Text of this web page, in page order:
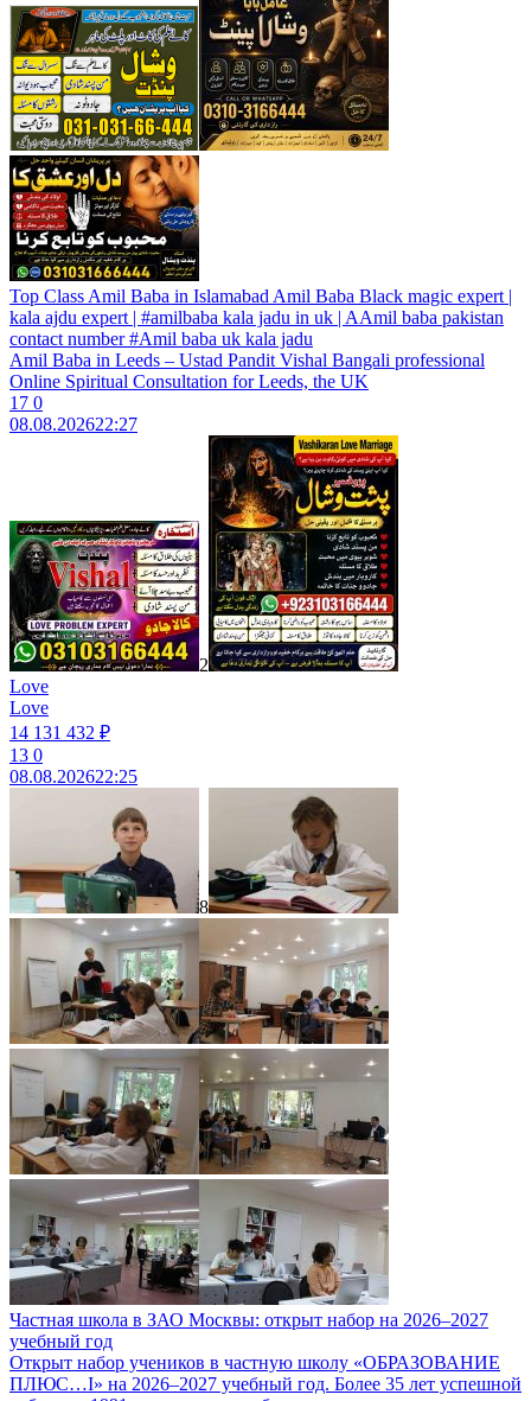
Top Class Amil Baba in Islamabad Amil Baba Black magic expert |
kala ajdu expert | #amilbaba kala jadu in uk | AAmil baba pakistan
contact number #Amil baba uk kala jadu
Amil Baba in Leeds – Ustad Pandit Vishal Bangali professional
Online Spiritual Consultation for Leeds, the UK
17 0
08.08.202622:27
2
Love
Love
14 131 432 ₽
13 0
08.08.202622:25
8
Частная школа в ЗАО Москвы: открыт набор на 2026–2027
учебный год
Открыт набор учеников в частную школу «ОБРАЗОВАНИЕ
ПЛЮС…I» на 2026–2027 учебный год. Более 35 лет успешной